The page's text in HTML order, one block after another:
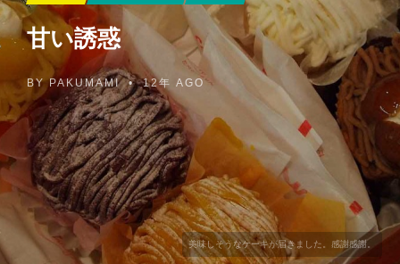
美味しそうなケーキが届きました。感謝感謝。
甘い誘惑
BYPAKUMAMI •12年 AGO